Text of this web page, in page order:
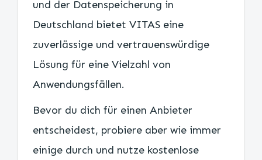
und der Datenspeicherung in
Deutschland bietet VITAS eine
zuverlässige und vertrauenswürdige
Lösung für eine Vielzahl von
Anwendungsfällen.
Bevor du dich für einen Anbieter
entscheidest, probiere aber wie immer
einige durch und nutze kostenlose